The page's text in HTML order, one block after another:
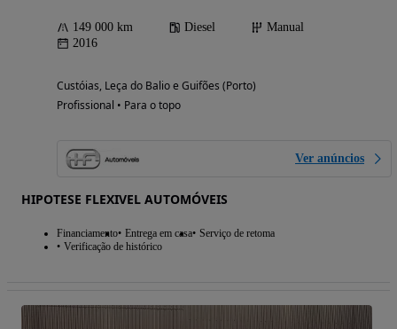
149 000 km Diesel
Manual
2016
Custóias, Leça do Balio e Guifões (Porto)
Profissional • Para o topo
Ver anúncios
HIPOTESE FLEXIVEL AUTOMÓVEIS
Financiamento Entrega em casa Serviço de retoma
Verificação de histórico